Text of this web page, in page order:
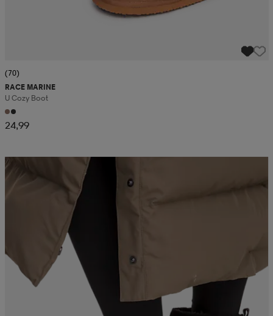
(70)
RACE MARINE
U Cozy Boot
24,99